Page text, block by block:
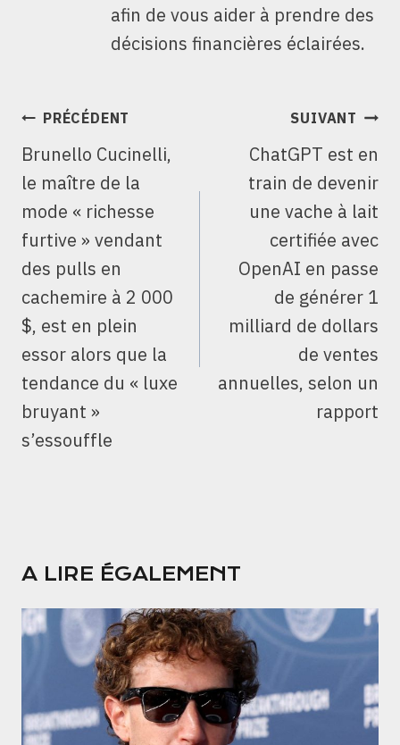
afin de vous aider à prendre des
décisions financières éclairées.
NAVIGATION
L’ARTICLE
PRÉCÉDENT
Brunello Cucinelli,
le maître de la
mode « richesse
furtive » vendant
des pulls en
cachemire à 2 000
$, est en plein
essor alors que la
tendance du « luxe
bruyant »
s’essouffle
SUIVANT
ChatGPT est en
train de devenir
une vache à lait
certifiée avec
OpenAI en passe
de générer 1
milliard de dollars
de ventes
annuelles, selon un
rapport
A LIRE ÉGALEMENT